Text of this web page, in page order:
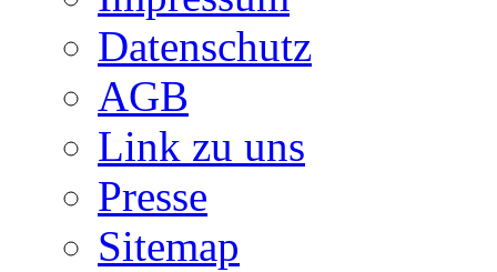
Datenschutz
AGB
Link zu uns
Presse
Sitemap